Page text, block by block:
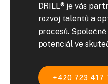
DRILL® je vás
rozvoj talentů a
procesů. Společně
potenciál ve
+420 723 417